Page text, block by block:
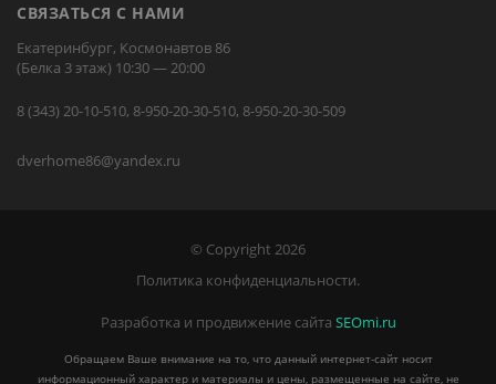
СВЯЗАТЬСЯ С НАМИ
Екатеринбург, Космонавтов 86
(Белка 3 этаж) 10:30 — 20:00
8 (343) 20-10-510, 8-950-20-30-510, 8-950-20-30-509
dverhome86@yandex.ru
© Copyright 2026
Политика конфиденциальности.
Разработка и продвижение сайта SEOmi.ru
Обращаем Ваше внимание на то, что данный интернет-сайт носит
информационный характер и материалы и цены, размещенные на сайте, не